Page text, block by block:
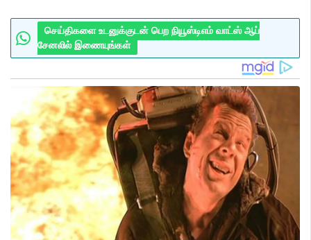
செய்திகளை உடனுக்குடன் பெற நியூஸ்டிஎம் வாட்ஸ் ஆப்
சேனலில் இணையுங்கள்